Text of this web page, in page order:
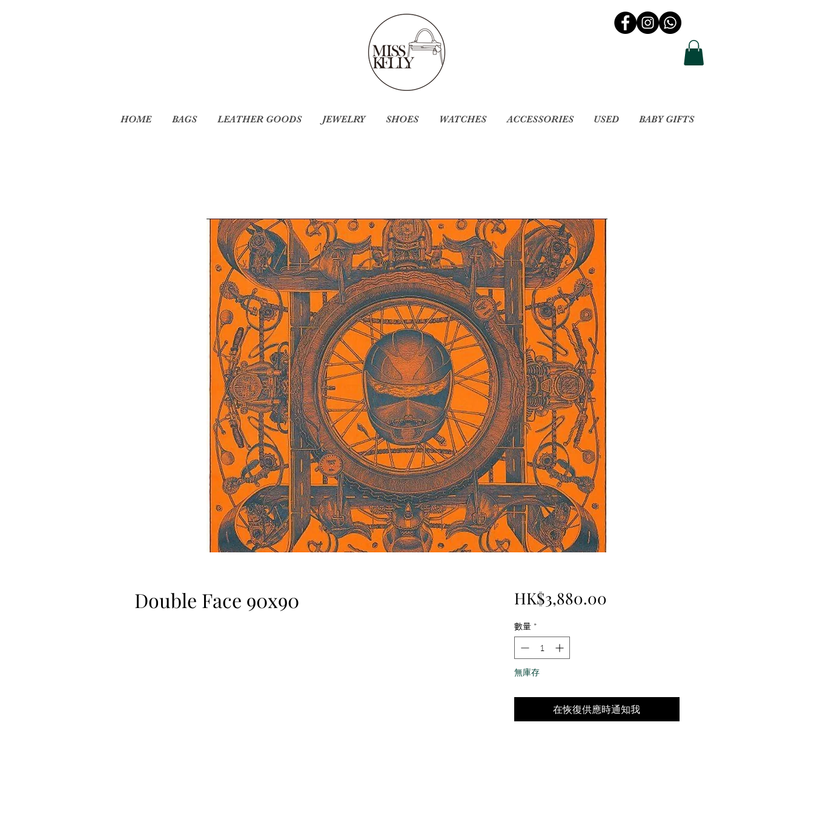
HOME BAGS LEATHER GOODS JEWELRY SHOES WATCHES ACCESSORIES USED BABY GIFTS
Double Face 90x90 HK$3,880.00價
數量 *
無庫存
在恢復供應時通知我